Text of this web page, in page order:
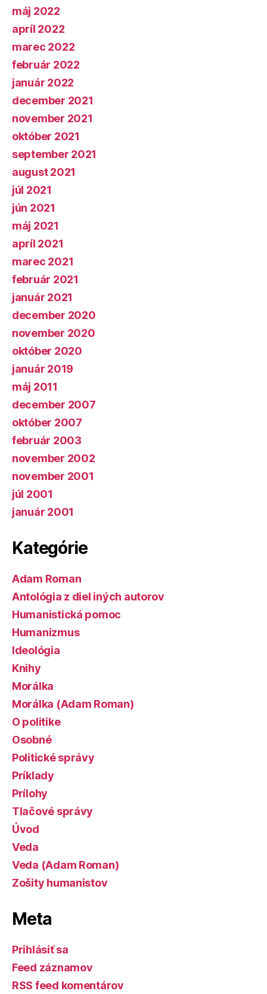
máj 2022
apríl 2022
marec 2022
február 2022
január 2022
december 2021
november 2021
október 2021
september 2021
august 2021
júl 2021
jún 2021
máj 2021
apríl 2021
marec 2021
február 2021
január 2021
december 2020
november 2020
október 2020
január 2019
máj 2011
december 2007
október 2007
február 2003
november 2002
november 2001
júl 2001
január 2001
Kategórie
Adam Roman
Antológia z diel iných autorov
Humanistická pomoc
Humanizmus
Ideológia
Knihy
Morálka
Morálka (Adam Roman)
O politike
Osobné
Politické správy
Príklady
Prílohy
Tlačové správy
Úvod
Veda
Veda (Adam Roman)
Zošity humanistov
Meta
Prihlásiť sa
Feed záznamov
RSS feed komentárov